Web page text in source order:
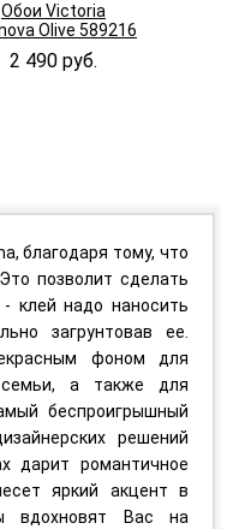
Обои Victoria
Olive 589216
2 490 руб.
благодаря тому, что
позволит сделать
клей надо наносить
загрунтовав ее.
фоном для
семьи, а также для
беспроигрышный
решений
дарит романтичное
яркий акцент в
вдохновят Вас на